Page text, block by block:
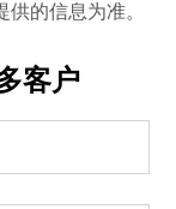
的信息为准。
客户